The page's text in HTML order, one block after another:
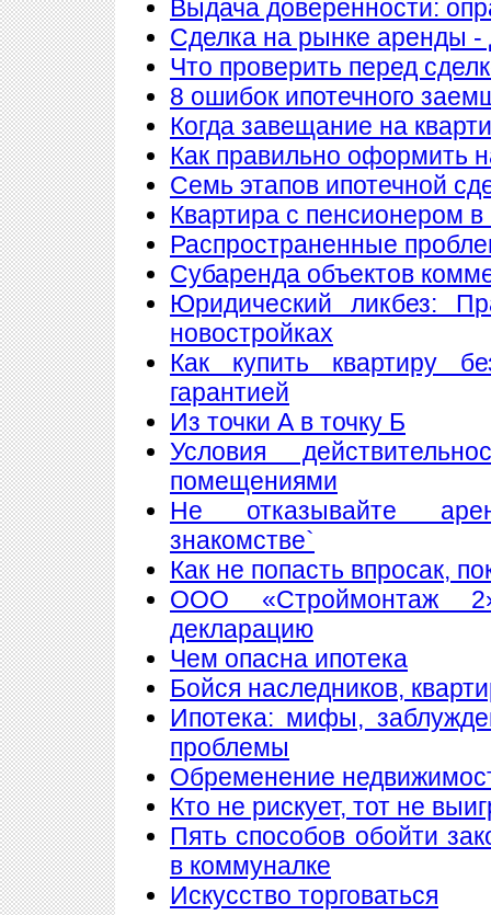
Выдача доверенности:
Сделка на рынке аренды -
Что проверить перед
8 ошибок ипотечного
Когда завещание на
Как правильно оформить
Семь этапов ипотечной
Квартира с пенсионером в
Распространенные
Субаренда объектов
Юридический ликбез:
новостройках
Как купить квартиру
гарантией
Из точки А в точку Б
Условия
помещениями
Не отказывайте
знакомстве`
Как не попасть впросак,
ООО «Строймонтаж
декларацию
Чем опасна ипотека
Бойся наследников,
Ипотека: мифы,
проблемы
Обременение
Кто не рискует, тот не
Пять способов обойти
в коммуналке
Искусство торговаться